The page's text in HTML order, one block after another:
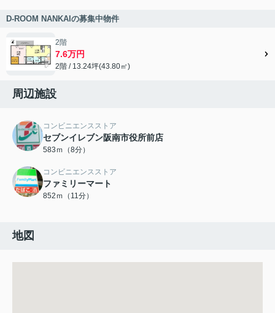
D-ROOM NANKAIの募集中物件
2階
7.6万円
2階 / 13.24坪(43.80㎡)
周辺施設
コンビニエンスストア
セブンイレブン阪南市役所前店
583ｍ（8分）
コンビニエンスストア
ファミリーマート
852ｍ（11分）
地図